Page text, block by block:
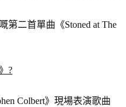
第二首單曲《Stoned at The
?
Colbert》現場表演歌曲